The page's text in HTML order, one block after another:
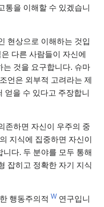
통을 이해할 수 있겠습니
현상으로 이해하는 것입
다른 사람들이 자신에
것을 요구합니다. 슈마
언은 외부적 고려라는 제
얻을 수 있다고 주장합니
존하면 자신이 우주의 중
지식에 집중하면 자신이
다. 두 분야를 모두 통해
잡히고 정확한 자기 지식
행동주의적 W 연구입니